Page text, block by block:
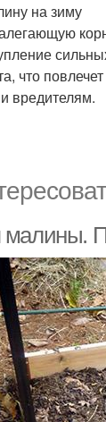
на зиму
что
вредителям.